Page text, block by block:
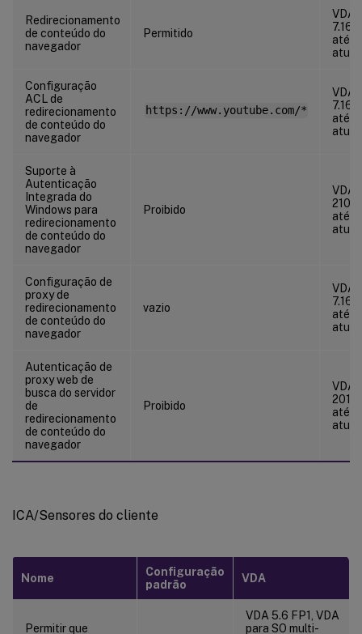
Redirecionamento
de conteúdo do
navegador
Permitido
VDA
7.16
até o
atual
Configuração
ACL de
redirecionamento
de conteúdo do
navegador
https://www.youtube.com/*
VDA
7.16
até o
atual
Suporte à
Autenticação
Integrada do
Windows para
redirecionamento
de conteúdo do
navegador
Proibido
VDA
2106
até o
atual
Configuração de
proxy de
redirecionamento
de conteúdo do
navegador
vazio
VDA
7.16
até o
atual
Autenticação de
proxy web de
busca do servidor
de
redirecionamento
de conteúdo do
navegador
Proibido
VDA
2012
até o
atual
ICA/Sensores do cliente
Nome
Configuração
padrão
VDA
Permitir que
VDA 5.6 FP1, VDA
para SO multi-